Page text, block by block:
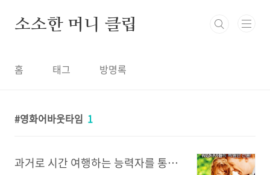
소소한 머니 클립
홈 태그 방명록
영화어바웃타임 1
과거로 시간 여행하는 능력자를 통해 배우게 되는 시간의 소중한 순간